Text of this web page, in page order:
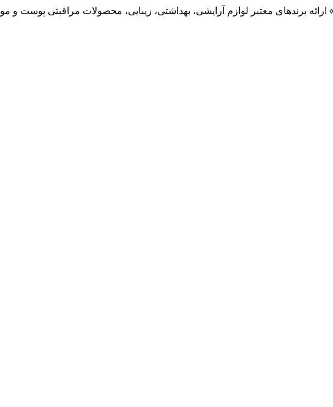
برندهای معتبر لوازم آرایشی، بهداشتی، زیبایی، محصولات مراقبتی پوست و